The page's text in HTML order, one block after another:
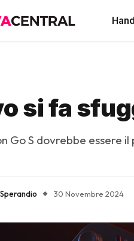
si fa
Go S dovrebbe essere
30 Novembre 2024